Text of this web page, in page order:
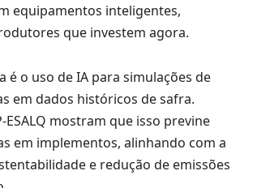
equipamentos inteligentes,
que investem agora.
é o uso de IA para simulações de
em dados históricos de safra.
ESALQ mostram que isso previne
em implementos, alinhando com a
e redução de emissões